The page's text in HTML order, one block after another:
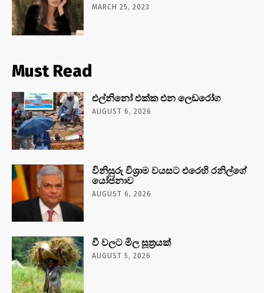
MARCH 25, 2023
Must Read
එල්නිනෝ එක්ක එන ලෙඩරෝග
AUGUST 6, 2026
විනිසුරු විශ්‍රාම වයසට එරෙහි රනිල්ගේ
යෝජනාව
AUGUST 6, 2026
වී වලට මිල සූත්‍රයක්
AUGUST 5, 2026